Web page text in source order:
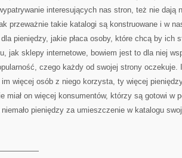
interesujących nas stron, też nie dają
przeważnie takie katalogi są konstruowane i w
pieniędzy, jakie płaca osoby, które chcą by ich
jak sklepy internetowe, bowiem jest to dla niej
czego każdy od swojej strony oczekuje.
więcej osób z niego korzysta, ty więcej
miał on więcej konsumentów, którzy są gotowi w
niemało pieniędzy za umieszczenie w katalogu